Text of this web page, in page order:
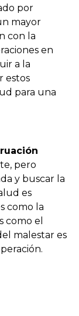
por
mayor
con la
en
a la
estos
para una
pero
y buscar la
es
como la
como el
malestar es